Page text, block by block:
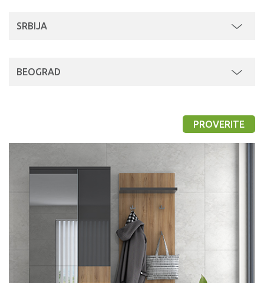
SRBIJA
BEOGRAD
PROVERITE